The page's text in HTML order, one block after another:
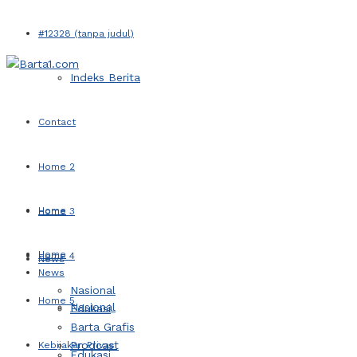
#12328 (tanpa judul)
Indeks Berita
Contact
Home 2
Home 3
Home 4
Home 5
Kebijakan Privasi
Home
News
Nasional
Home
News
Nasional
Edukasi
Barta Grafis
Prodcast